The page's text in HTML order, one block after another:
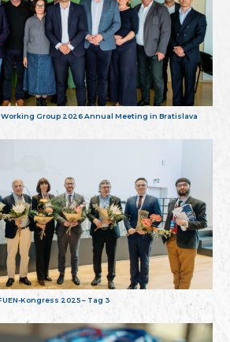
Working Group 2026 Annual Meeting in Bratislava
Kongress 2025 – Tag 3